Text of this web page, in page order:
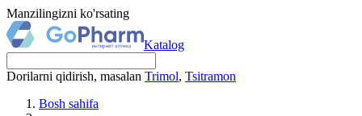
Manzilingizni ko'rsating
Katalog
Dorilarni qidirish, masalan Trimol, Tsitramon
Bosh sahifa